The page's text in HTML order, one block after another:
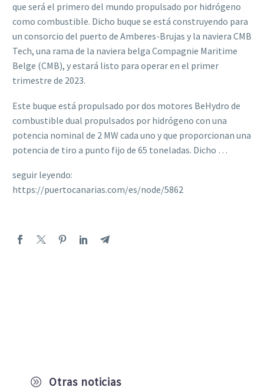
A Otras noticias
que será el primero del mundo propulsado por hidrógeno
como combustible. Dicho buque se está construyendo para
un consorcio del puerto de Amberes-Brujas y la naviera CMB
Tech, una rama de la naviera belga Compagnie Maritime
Belge (CMB), y estará listo para operar en el primer
trimestre de 2023.
Este buque está propulsado por dos motores BeHydro de
combustible dual propulsados por hidrógeno con una
potencia nominal de 2 MW cada uno y que proporcionan una
potencia de tiro a punto fijo de 65 toneladas. Dicho …
seguir leyendo:
https://puertocanarias.com/es/node/5862